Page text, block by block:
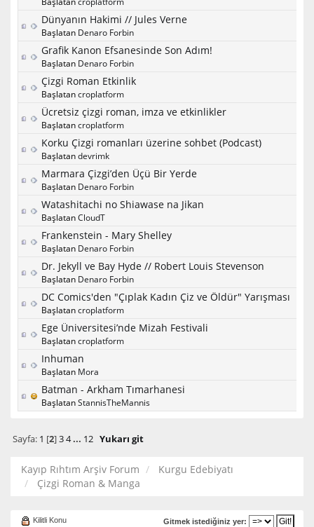
Dünyanın Hakimi // Jules Verne
Başlatan Denaro Forbin
Grafik Kanon Efsanesinde Son Adım!
Başlatan Denaro Forbin
Çizgi Roman Etkinlik
Başlatancroplatform
Ücretsiz çizgi roman, imza ve etkinlikler
Başlatancroplatform
Korku Çizgi romanları üzerine sohbet (Podcast)
Başlatandevrimk
Marmara Çizgi’den Üçü Bir Yerde
Başlatan Denaro Forbin
Watashitachi no Shiawase na Jikan
BaşlatanCloudT
Frankenstein - Mary Shelley
Başlatan Denaro Forbin
Dr. Jekyll ve Bay Hyde // Robert Louis Stevenson
Başlatan Denaro Forbin
DC Comics'den "Çıplak Kadın Çiz ve Öldür" Yarışması
Başlatancroplatform
Ege Üniversitesi’nde Mizah Festivali
Başlatancroplatform
Inhuman
Başlatan Mora
Batman - Arkham Tımarhanesi
BaşlatanStannisTheMannis
Sayfa: 1 [2]3 4 ... 12 Yukarı git
Kayıp Rıhtım Arşiv Forum
Kurgu Edebiyatı
Çizgi Roman & Manga
Gitmek istediğiniz yer:
Kilitli Konu